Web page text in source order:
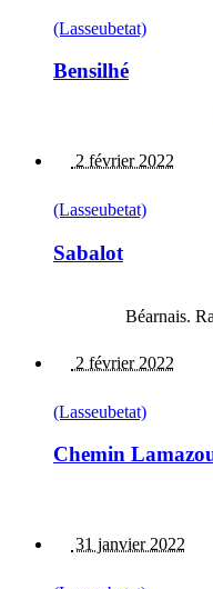
(Lasseubetat)
Bensilhé
2 février 2022
(Lasseubetat)
Sabalot
Béarnais.
2 février 2022
(Lasseubetat)
Chemin
31 janvier 2022